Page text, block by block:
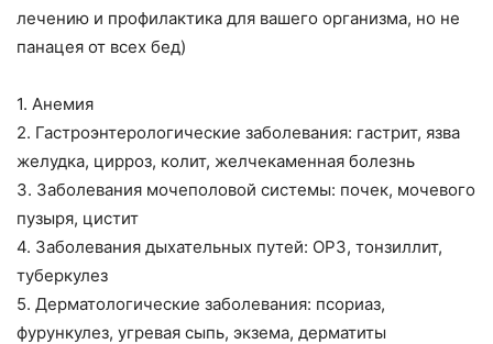
лечению и профилактика для вашего организма, но не
панацея от всех бед)
1. Анемия
2. Гастроэнтерологические заболевания: гастрит, язва
желудка, цирроз, колит, желчекаменная болезнь
3. Заболевания мочеполовой системы: почек, мочевого
пузыря, цистит
4. Заболевания дыхательных путей: ОРЗ, тонзиллит,
туберкулез
5. Дерматологические заболевания: псориаз,
фурункулез, угревая сыпь, экзема, дерматиты